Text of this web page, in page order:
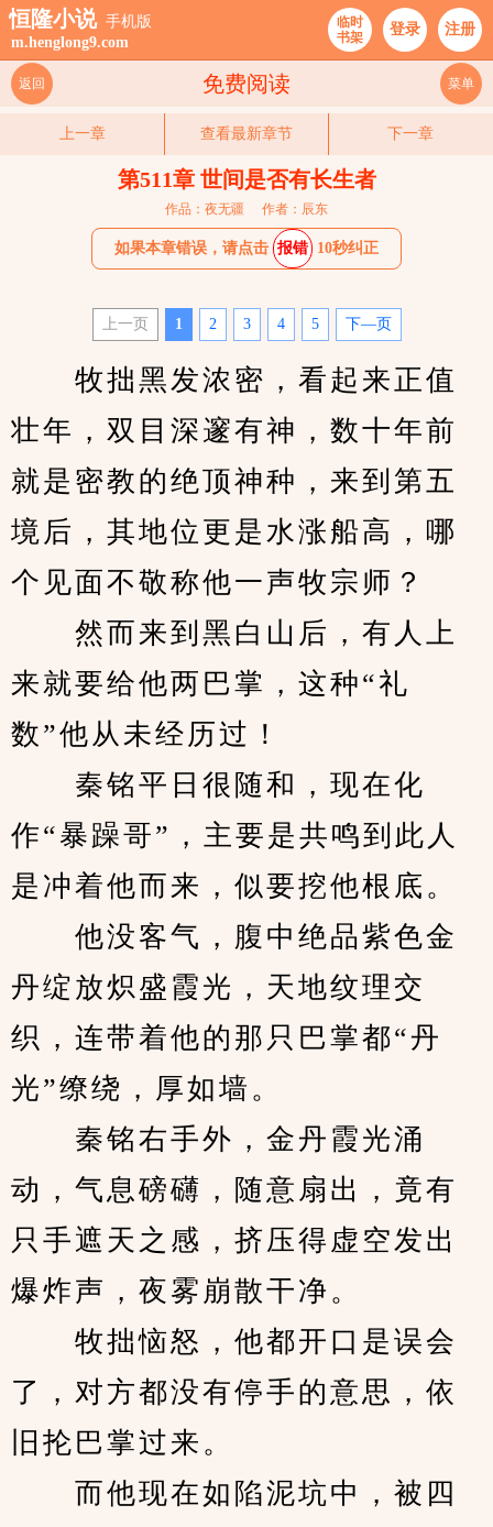
恒隆小说 手机版
m.henglong9.com
临时
书架
登录 注册
免费阅读
返回 菜单
上一章 查看最新章节 下一章
第511章 世间是否有长生者
作品：夜无疆 作者：辰东
如果本章错误，请点击 报错 10秒纠正
上一页 1 2 3 4 5 下—页
牧拙黑发浓密，看起来正值
壮年，双目深邃有神，数十年前
就是密教的绝顶神种，来到第五
境后，其地位更是水涨船高，哪
个见面不敬称他一声牧宗师？
然而来到黑白山后，有人上
来就要给他两巴掌，这种“礼
数”他从未经历过！
秦铭平日很随和，现在化
作“暴躁哥”，主要是共鸣到此人
是冲着他而来，似要挖他根底。
他没客气，腹中绝品紫色金
丹绽放炽盛霞光，天地纹理交
织，连带着他的那只巴掌都“丹
光”缭绕，厚如墙。
秦铭右手外，金丹霞光涌
动，气息磅礴，随意扇出，竟有
只手遮天之感，挤压得虚空发出
爆炸声，夜雾崩散干净。
牧拙恼怒，他都开口是误会
了，对方都没有停手的意思，依
旧抡巴掌过来。
而他现在如陷泥坑中，被四